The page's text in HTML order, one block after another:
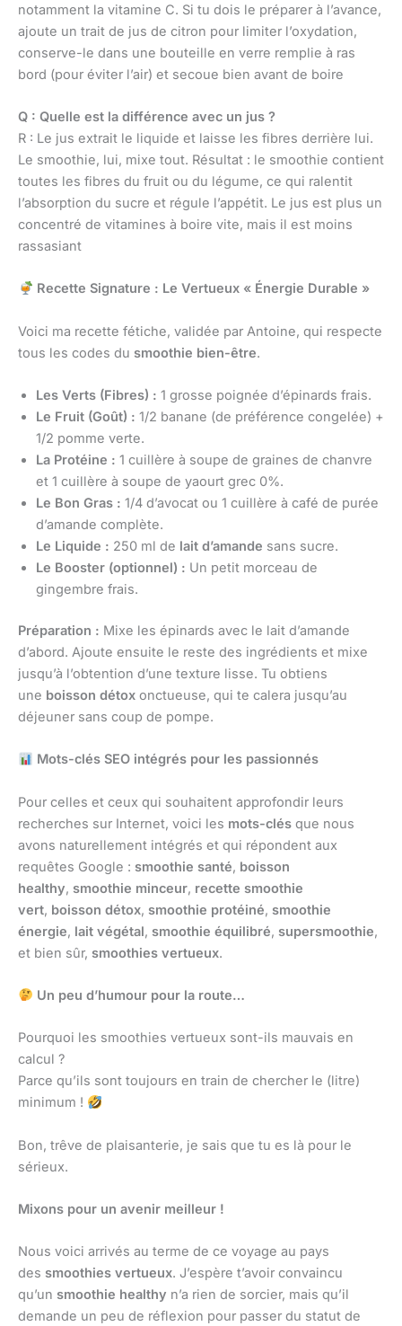
notamment la vitamine C. Si tu dois le préparer à l’avance,
ajoute un trait de jus de citron pour limiter l’oxydation,
conserve-le dans une bouteille en verre remplie à ras
bord (pour éviter l’air) et secoue bien avant de boire
Q : Quelle est la différence avec un jus ?
R : Le jus extrait le liquide et laisse les fibres derrière lui.
Le smoothie, lui, mixe tout. Résultat : le smoothie contient
toutes les fibres du fruit ou du légume, ce qui ralentit
l’absorption du sucre et régule l’appétit. Le jus est plus un
concentré de vitamines à boire vite, mais il est moins
rassasiant
Recette Signature : Le Vertueux « Énergie Durable »
Voici ma recette fétiche, validée par Antoine, qui respecte
tous les codes du smoothie bien-être.
Les Verts (Fibres) : 1 grosse poignée d’épinards frais.
Le Fruit (Goût) : 1/2 banane (de préférence congelée) +
1/2 pomme verte.
La Protéine : 1 cuillère à soupe de graines de chanvre
et 1 cuillère à soupe de yaourt grec 0%.
Le Bon Gras : 1/4 d’avocat ou 1 cuillère à café de purée
d’amande complète.
Le Liquide : 250 ml de lait d’amande sans sucre.
Le Booster (optionnel) : Un petit morceau de
gingembre frais.
Préparation : Mixe les épinards avec le lait d’amande
d’abord. Ajoute ensuite le reste des ingrédients et mixe
jusqu’à l’obtention d’une texture lisse. Tu obtiens
une boisson détox onctueuse, qui te calera jusqu’au
déjeuner sans coup de pompe.
Mots-clés SEO intégrés pour les passionnés
Pour celles et ceux qui souhaitent approfondir leurs
recherches sur Internet, voici les mots-clés que nous
avons naturellement intégrés et qui répondent aux
requêtes Google : smoothie santé, boisson
healthy, smoothie minceur, recette smoothie
vert, boisson détox, smoothie protéiné, smoothie
énergie, lait végétal, smoothie équilibré, supersmoothie,
et bien sûr, smoothies vertueux.
Un peu d’humour pour la route…
Pourquoi les smoothies vertueux sont-ils mauvais en
calcul ?
Parce qu’ils sont toujours en train de chercher le (litre)
minimum !
Bon, trêve de plaisanterie, je sais que tu es là pour le
sérieux.
Mixons pour un avenir meilleur !
Nous voici arrivés au terme de ce voyage au pays
des smoothies vertueux. J’espère t’avoir convaincu
qu’un smoothie healthy n’a rien de sorcier, mais qu’il
demande un peu de réflexion pour passer du statut de